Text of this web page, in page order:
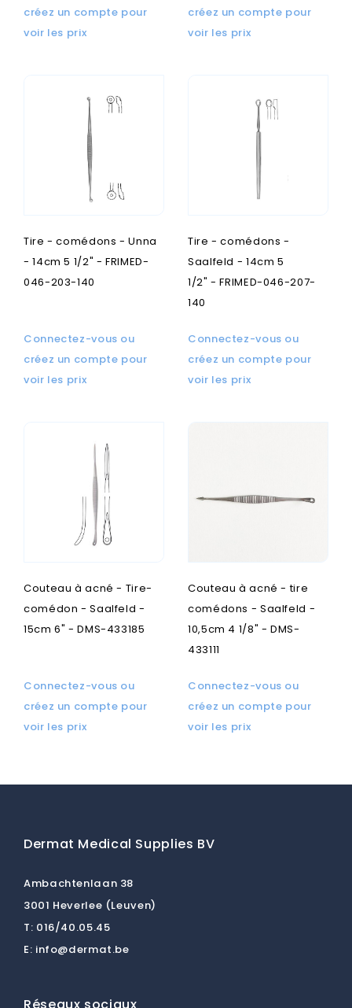
créez un compte pour
voir les prix
créez un compte pour
voir les prix
Tire - comédons - Unna
- 14cm 5 1/2" - FRIMED-
046-203-140
Connectez-vous ou
créez un compte pour
voir les prix
Tire - comédons -
Saalfeld - 14cm 5
1/2" - FRIMED-046-207-
140
Connectez-vous ou
créez un compte pour
voir les prix
Couteau à acné - Tire-
comédon - Saalfeld -
15cm 6" - DMS-433185
Connectez-vous ou
créez un compte pour
voir les prix
Couteau à acné - tire
comédons - Saalfeld -
10,5cm 4 1/8" - DMS-
433111
Connectez-vous ou
créez un compte pour
voir les prix
Dermat Medical Supplies BV
Ambachtenlaan 38
3001 Heverlee (Leuven)
T: 016/40.05.45
E: info@dermat.be